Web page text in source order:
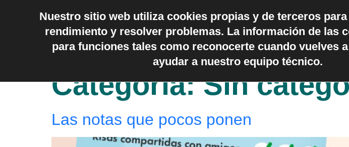
Nuestros servicios Quiénes Somos Dónde estamos
Noticias Activa
Categoría:Sin
Las notas que pocos ponen
Nuestro sitio web utiliza cookies propias y de terceros
rendimiento y resolver problemas. La información de las
para funciones tales como reconocerte cuando vuelves
ayudar a nuestro equipo técnico.